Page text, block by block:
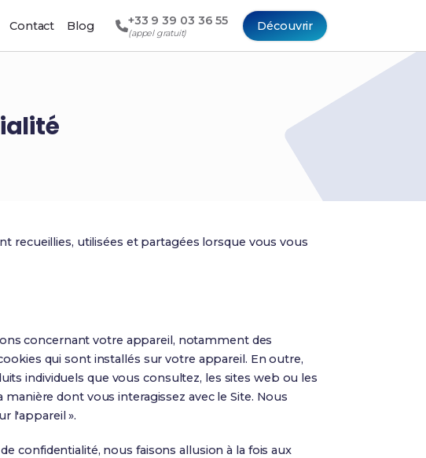
Contact Blog +33 9 39 03 36 55
(appel gratuit)
Découvrir
recueillies, utilisées et partagées lorsque vous vous
concernant votre appareil, notamment des
qui sont installés sur votre appareil. En outre,
individuels que vous consultez, les sites web ou les
dont vous interagissez avec le Site. Nous
l'appareil ».
confidentialité, nous faisons allusion à la fois aux